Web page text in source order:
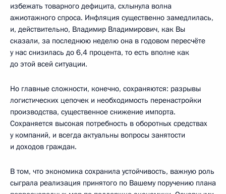
избежать товарного дефицита, схлынула волна
ажиотажного спроса. Инфляция существенно замедлилась,
и, действительно, Владимир Владимирович, как Вы
сказали, за последнюю неделю она в годовом пересчёте
у нас снизилась до 6,4 процента, то есть вполне как
до этой всей ситуации.
Но главные сложности, конечно, сохраняются: разрывы
логистических цепочек и необходимость перенастройки
производства, существенное снижение импорта.
Сохраняется высокая потребность в оборотных средствах
у компаний, и всегда актуальны вопросы занятости
и доходов граждан.
В том, что экономика сохранила устойчивость, важную роль
сыграла реализация принятого по Вашему поручению плана